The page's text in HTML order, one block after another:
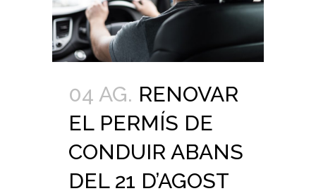
04 AG. RENOVAR
EL PERMÍS DE
CONDUIR ABANS
DEL 21 D’AGOST